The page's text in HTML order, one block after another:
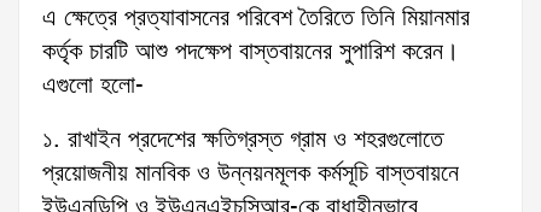
এ ক্ষেত্রে প্রত্যাবাসনের পরিবেশ তৈরিতে তিনি মিয়ানমার
কর্তৃক চারটি আশু পদক্ষেপ বাস্তবায়নের সুপারিশ করেন।
এগুলো হলো-
১. রাখাইন প্রদেশের ক্ষতিগ্রস্ত গ্রাম ও শহরগুলোতে
প্রয়োজনীয় মানবিক ও উন্নয়নমূলক কর্মসূচি বাস্তবায়নে